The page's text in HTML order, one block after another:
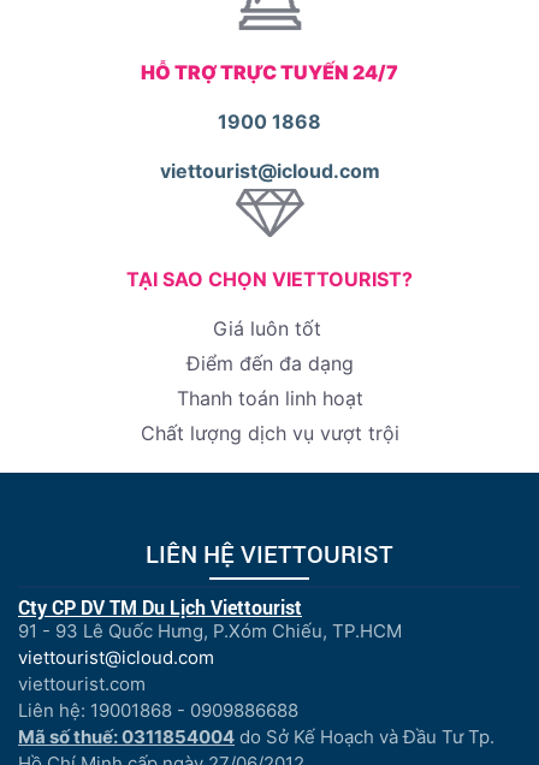
HỖ TRỢ TRỰC TUYẾN 24/7
1900 1868
viettourist@icloud.com
TẠI SAO CHỌN VIETTOURIST?
Giá luôn tốt
Điểm đến đa dạng
Thanh toán linh hoạt
Chất lượng dịch vụ vượt trội
LIÊN HỆ VIETTOURIST
Cty CP DV TM Du Lịch Viettourist
91 - 93 Lê Quốc Hưng, P.Xóm Chiếu, TP.HCM
viettourist@icloud.com
viettourist.com
Liên hệ: 19001868 - 0909886688
Mã số thuế: 0311854004 do Sở Kế Hoạch và Đầu Tư Tp.